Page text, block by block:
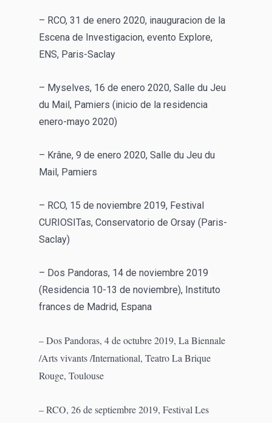
– RCO, 31 de enero 2020, inauguracion de la
Escena de Investigacion, evento Explore,
ENS, Paris-Saclay
– Myselves, 16 de enero 2020, Salle du Jeu
du Mail, Pamiers (inicio de la residencia
enero-mayo 2020)
– Krâne, 9 de enero 2020, Salle du Jeu du
Mail, Pamiers
– RCO, 15 de noviembre 2019, Festival
CURIOSITas, Conservatorio de Orsay (Paris-
Saclay)
– Dos Pandoras, 14 de noviembre 2019
(Residencia 10-13 de noviembre), Instituto
frances de Madrid, Espana
– Dos Pandoras, 4 de octubre 2019, La Biennale
/Arts vivants /International, Teatro La Brique
Rouge, Toulouse
– RCO, 26 de septiembre 2019, Festival Les